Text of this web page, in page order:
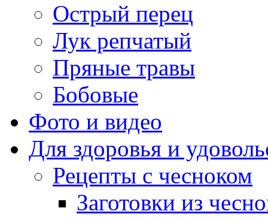
Острый перец
Лук репчатый
Пряные травы
Бобовые
Фото и видео
Для здоровья и
Рецепты с чесноком
Заготовки из